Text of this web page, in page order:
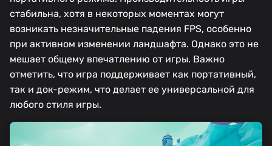
стабильна, хотя в некоторых моментах могут
возникать незначительные падения FPS, особенно
при активном изменении ландшафта. Однако это не
мешает общему впечатлению от игры. Важно
отметить, что игра поддерживает как портативный,
так и док-режим, что делает ее универсальной для
любого стиля игры.